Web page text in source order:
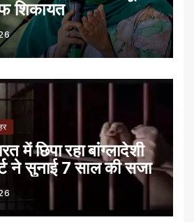
शिकायत
में छिपा रहा बांग्लादेशी
ने सुनाई 7 साल की सजा